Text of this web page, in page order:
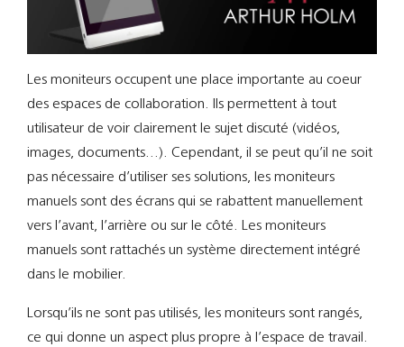
Les moniteurs occupent une place importante au coeur
des espaces de collaboration. Ils permettent à tout
utilisateur de voir clairement le sujet discuté (vidéos,
images, documents…). Cependant, il se peut qu’il ne soit
pas nécessaire d’utiliser ses solutions, les moniteurs
manuels sont des écrans qui se rabattent manuellement
vers l’avant, l’arrière ou sur le côté. Les moniteurs
manuels sont rattachés un système directement intégré
dans le mobilier.
Lorsqu’ils ne sont pas utilisés, les moniteurs sont rangés,
ce qui donne un aspect plus propre à l’espace de travail.